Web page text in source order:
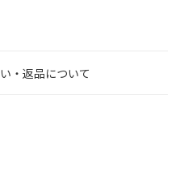
・返品について